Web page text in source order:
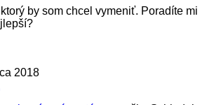
2018